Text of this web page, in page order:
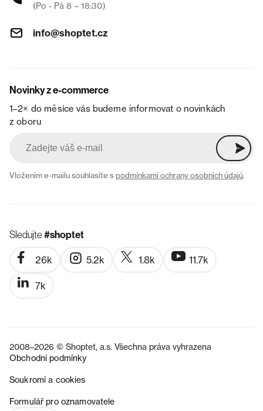
(Po - Pá 8 – 18:30)
info@shoptet.cz
Novinky z e-commerce
1–2× do měsíce vás budeme informovat o novinkách
z oboru
Vložením e-mailu souhlasíte spodmínkami ochrany osobních údajů.
Sledujte#shoptet
26k 5.2k 1.8k 11.7k
7k
2008–2026 © Shoptet, a.s. Všechna práva vyhrazena
Obchodní podmínky
Soukromí a cookies
Formulář pro oznamovatele